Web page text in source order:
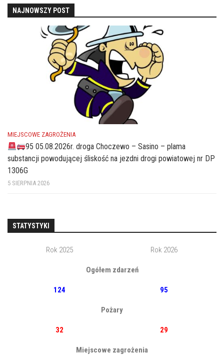
NAJNOWSZY POST
MIEJSCOWE ZAGROŻENIA
95 05.08.2026r. droga Choczewo – Sasino – plama
substancji powodującej śliskość na jezdni drogi powiatowej nr DP
1306G
5 SIERPNIA 2026
STATYSTYKI
Rok 2025 Rok 2026
Ogółem zdarzeń
124 95
Pożary
32 29
Miejscowe zagrożenia